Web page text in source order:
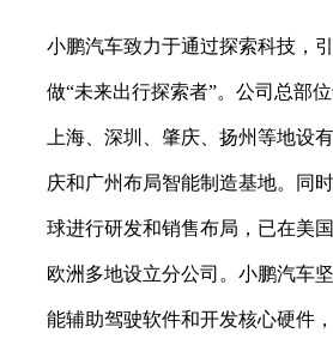
小鹏汽车致力于通过探索科技，
做“未来出行探索者”。公司总部
上海、深圳、肇庆、扬州等地设
庆和广州布局智能制造基地。同
球进行研发和销售布局，已在美
欧洲多地设立分公司。小鹏汽车
能辅助驾驶软件和开发核心硬件